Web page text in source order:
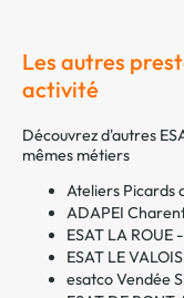
Les autres
activité
Découvrez d'autres
mêmes métiers
Ateliers Picards
ADAPEI
ESAT LA ROUE
ESAT LE
esatco Vendée